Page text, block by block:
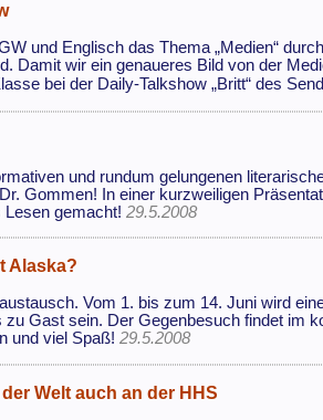
und Englisch das Thema „Medien“
Damit wir ein genaueres Bild von der
bei der Daily-Talkshow „Britt“ des
und rundum gelungenen
Gommen! In einer kurzweiligen
Lesen gemacht!29.5.2008
Alaska?
Vom 1. bis zum 14. Juni wird
zu Gast sein. Der Gegenbesuch findet im
und viel Spaß!29.5.2008
Welt auch an der HHS